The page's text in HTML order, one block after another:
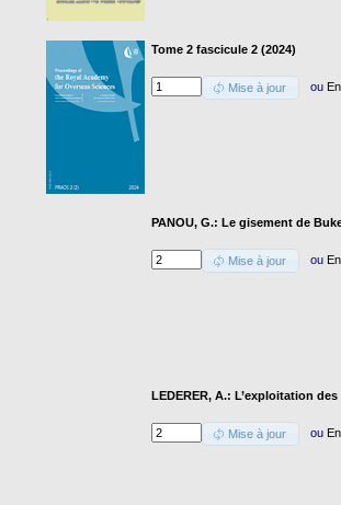
Tome 2 fascicule 2 (2024)
Mise à jour ou
PANOU, G.: Le gisement de
Mise à jour ou
LEDERER, A.: L’exploitation
Mise à jour ou